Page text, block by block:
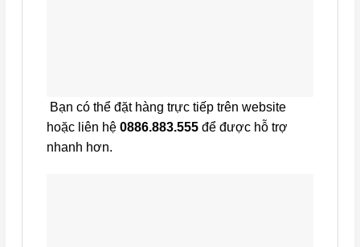
Bạn có thể đặt hàng trực tiếp trên website
hoặc liên hệ 0886.883.555 để được hỗ trợ
nhanh hơn.